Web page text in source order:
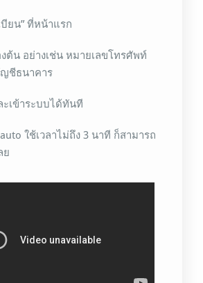
ยน” ที่หน้าแรก
ต้น อย่างเช่น หมายเลขโทรศัพท์
ชีธนาคาร
ะเข้าระบบได้ทันที
ใช้เวลาไม่ถึง 3 นาที ก็สามารถ
ย